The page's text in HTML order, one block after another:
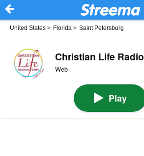
United States > Florida > Saint Petersburg
Christian Life Radio
Web
Play